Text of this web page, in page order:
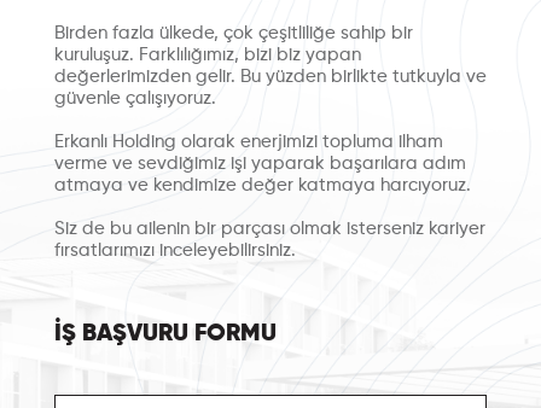
Birden fazla ülkede, çok çeşitliliğe sahip bir
kuruluşuz. Farklılığımız, bizi biz yapan
değerlerimizden gelir. Bu yüzden birlikte tutkuyla ve
güvenle çalışıyoruz.
Erkanlı Holding olarak enerjimizi topluma ilham
verme ve sevdiğimiz işi yaparak başarılara adım
atmaya ve kendimize değer katmaya harcıyoruz.
Siz de bu ailenin bir parçası olmak isterseniz kariyer
fırsatlarımızı inceleyebilirsiniz.
İŞ BAŞVURU FORMU